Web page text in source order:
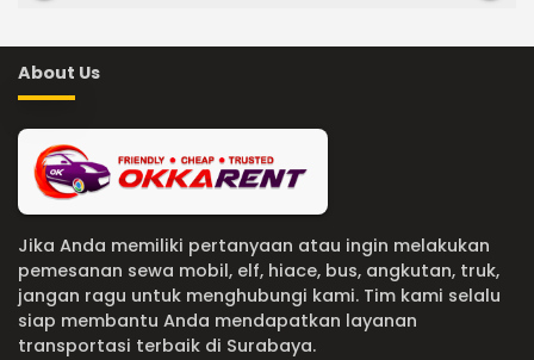
About Us
Jika Anda memiliki pertanyaan atau ingin melakukan
pemesanan sewa mobil, elf, hiace, bus, angkutan, truk,
jangan ragu untuk menghubungi kami. Tim kami selalu
siap membantu Anda mendapatkan layanan
transportasi terbaik di Surabaya.